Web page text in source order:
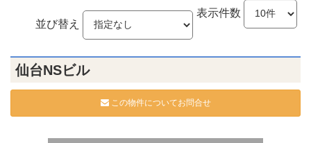
表示件数
並び替え
仙台NSビル
この物件についてお問合せ